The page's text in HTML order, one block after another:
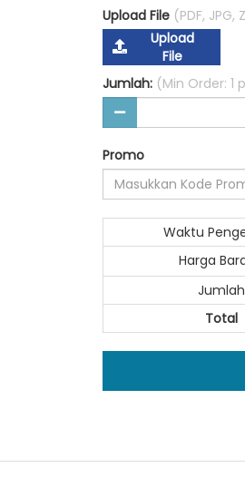
Upload File (PDF, JPG,
Upload
File
Jumlah: (Min Order: 1
Promo
Waktu
Harga
Jumlah
Total